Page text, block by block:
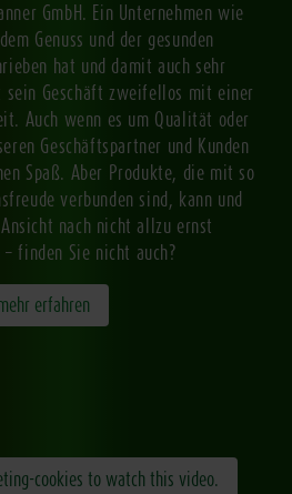
GmbH. Ein Unternehmen wie
Genuss und der gesunden
hat und damit auch sehr
Geschäft zweifellos mit einer
Auch wenn es um Qualität oder
Geschäftspartner und Kunden
Spaß. Aber Produkte, die mit so
verbunden sind, kann und
nach nicht allzu ernst
finden Sie nicht auch?
erfahren
cookies to watch this video.